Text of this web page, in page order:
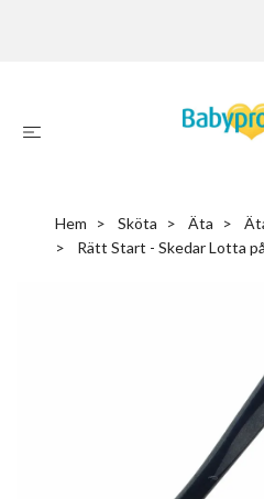
Hem Sköta Äta
Rätt Start - Skedar Lotta